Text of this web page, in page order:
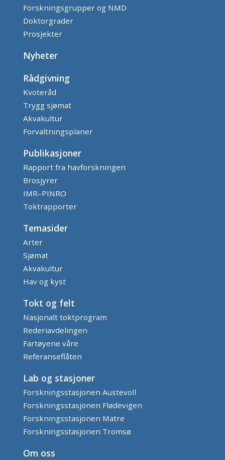
Forskningsgrupper og NMD
Doktorgrader
Prosjekter
Nyheter
Rådgivning
Kvoteråd
Trygg sjømat
Akvakultur
Forvaltningsplaner
Publikasjoner
Rapport fra havforskningen
Brosjyrer
IMR–PINRO
Toktrapporter
Temasider
Arter
Sjømat
Akvakultur
Hav og kyst
Tokt og felt
Nasjonalt toktprogram
Rederiavdelingen
Fartøyene våre
Referanseflåten
Lab og stasjoner
Forskningsstasjonen Austevoll
Forskningsstasjonen Flødevigen
Forskningsstasjonen Matre
Forskningsstasjonen Tromsø
Om oss